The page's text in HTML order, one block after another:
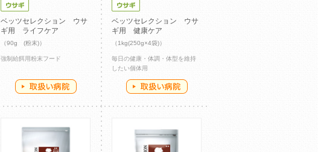
ベッツセレクション ウサ
ギ用 ライフケア
（90g (粉末)）
強制給餌用粉末フード
ベッツセレクション ウサ
ギ用 健康ケア
（1kg(250g×4袋)）
毎日の健康・体調・体型を維持
したい個体用